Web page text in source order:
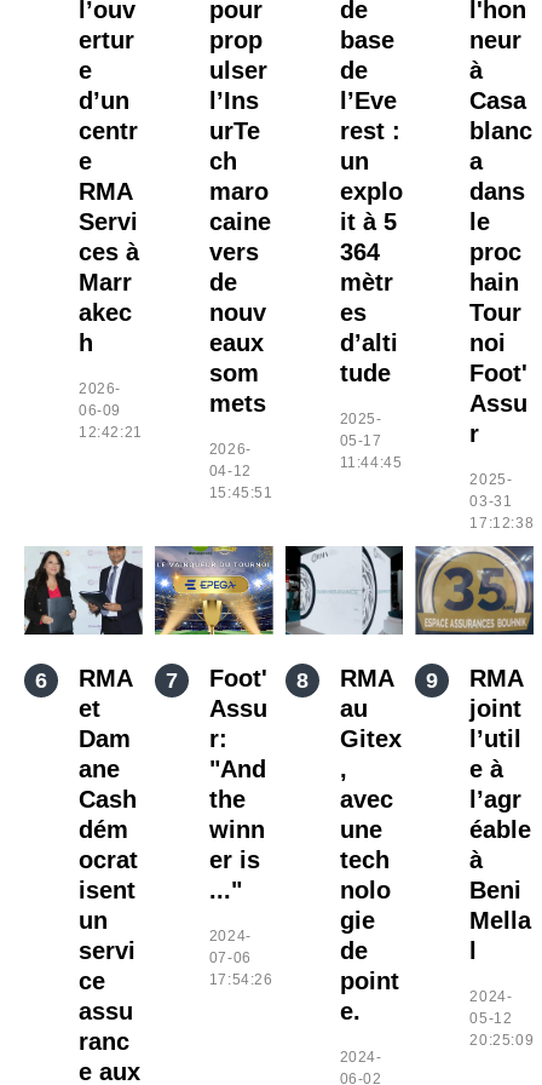
l’ouv
ertur
e
d’un
centr
e
RMA
Servi
ces à
Marr
akec
h
2026-
06-09
12:42:21
pour
prop
ulser
l’Ins
urTe
ch
maro
caine
vers
de
nouv
eaux
som
mets
2026-
04-12
15:45:51
de
base
de
l’Eve
rest :
un
explo
it à 5
364
mètr
es
d’alti
tude
2025-
05-17
11:44:45
l'hon
neur
à
Casa
blanc
a
dans
le
proc
hain
Tour
noi
Foot'
Assu
r
2025-
03-31
17:12:38
RMA
et
Dam
ane
Cash
dém
ocrat
isent
un
servi
ce
assu
ranc
e aux
Foot'
Assu
r:
"And
the
winn
er is
..."
2024-
07-06
17:54:26
RMA
au
Gitex
,
avec
une
tech
nolo
gie
de
point
e.
2024-
06-02
RMA
joint
l’util
e à
l’agr
éable
à
Beni
Mella
2024-
05-12
20:25:09